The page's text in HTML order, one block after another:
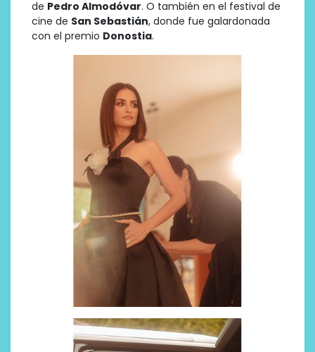
de Pedro Almodóvar. O también en el festival de
cine de San Sebastián, donde fue galardonada
con el premio Donostia.